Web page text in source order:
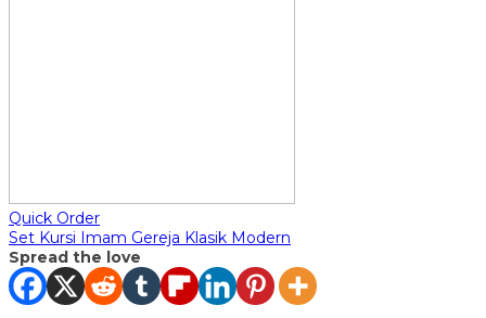
Quick Order
Set Kursi Imam Gereja Klasik Modern
Spread the love